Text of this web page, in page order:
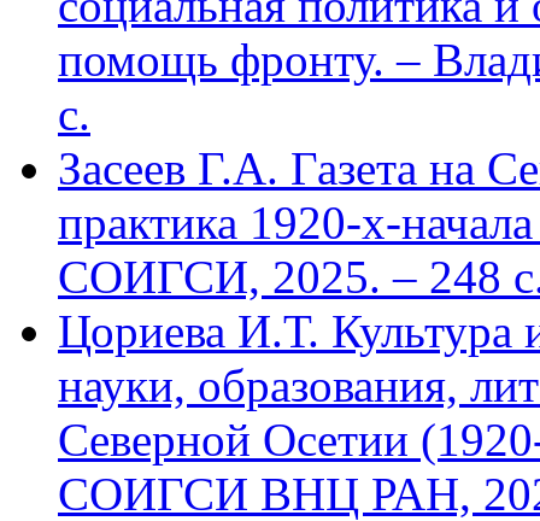
помощь фронту. –
с.
Засеев Г.А. Газета на
практика 1920-х-
СОИГСИ, 2025. – 248
Цориева И.Т. Культура
науки, образования,
Северной Осетии
СОИГСИ ВНЦ РАН,